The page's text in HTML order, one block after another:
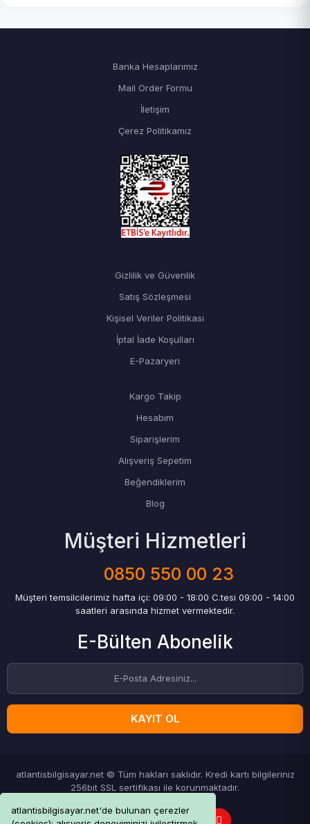
atlantisbilgisayar.net'de bulunan çerezler
Banka Hesaplarımız
Mail Order Formu
İletişim
Çerez Politikamız
Gizlilik ve Güvenlik
Satış Sözleşmesi
Kişisel Veriler Politikası
İptal İade Koşulları
E-Pazaryeri
Kargo Takip
Hesabım
Siparişlerim
Alışveriş Sepetim
Beğendiklerim
Blog
Müşteri Hizmetleri
0850 550 00 23
Müşteri temsilcilerimiz hafta içi: 09:00 - 18:00 C.tesi 09:00 - 14:00
saatleri arasında hizmet vermektedir.
E-Bülten Abonelik
KAYIT OL
atlantisbilgisayar.net © Tüm hakları saklıdır. Kredi kartı bilgileriniz
256bit SSL sertifikası ile korunmaktadır.